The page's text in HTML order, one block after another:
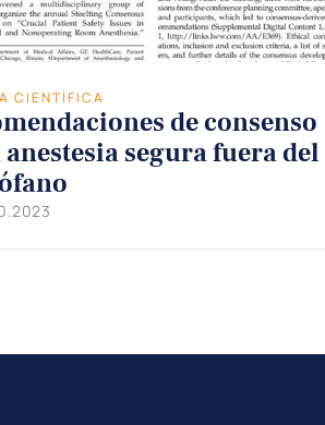
CIENTÍFICA
de consenso
segura fuera del